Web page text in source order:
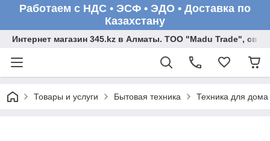
Работаем с НДС • ЭСФ • ЭДО • Доставка по
Казахстану
Интернет магазин 345.kz в Алматы. ТОО "Madu Trade",
Товары и услуги Бытовая техника Техника для дома